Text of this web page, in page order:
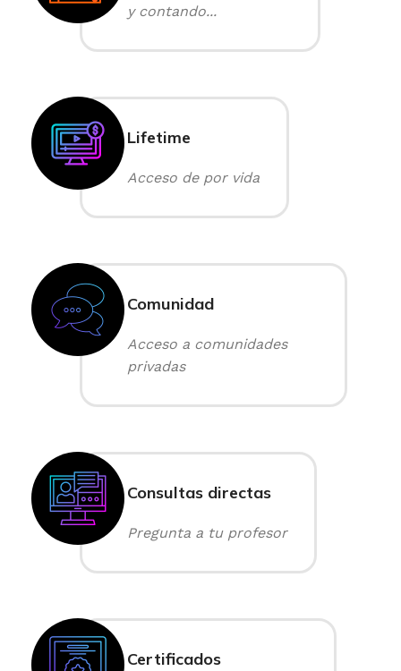
y contando...
Lifetime
Acceso de por vida
Comunidad
Acceso a comunidades
privadas
Consultas directas
Pregunta a tu profesor
Certificados